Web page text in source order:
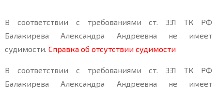
В соответствии с требованиями ст. 331 ТК РФ
Балакирева Александра Андреевна не имеет
судимости. Справка об отсутствии судимости
В соответствии с требованиями ст. 331 ТК РФ
Балакирева Александра Андреевна не имеет